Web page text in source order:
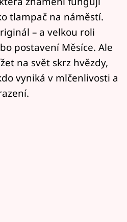
tlampač na náměstí.
– a velkou roli
postavení Měsíce. Ale
na svět skrz hvězdy,
vyniká v mlčenlivosti a